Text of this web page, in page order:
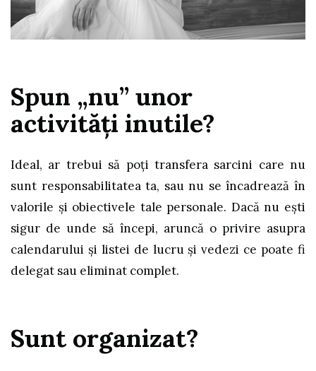
Spun „nu” unor
activităţi inutile?
Ideal, ar trebui să poţi transfera sarcini care nu
sunt responsabilitatea ta, sau nu se încadrează în
valorile și obiectivele tale personale. Dacă nu eşti
sigur de unde să începi, aruncă o privire asupra
calendarului și listei de lucru și vedezi ce poate fi
delegat sau eliminat complet.
Sunt organizat?